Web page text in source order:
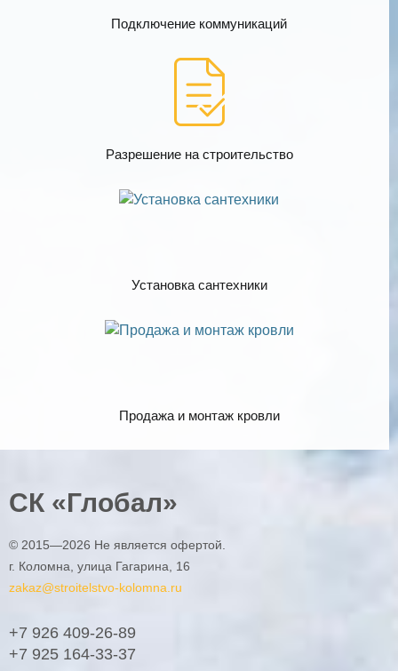
Подключение коммуникаций
Разрешение на строительство
Установка сантехники
Продажа и монтаж кровли
СК «Глобал»
© 2015—2026 Не является офертой.
г. Коломна, улица Гагарина, 16
zakaz@stroitelstvo-kolomna.ru
+7 926 409-26-89
+7 925 164-33-37